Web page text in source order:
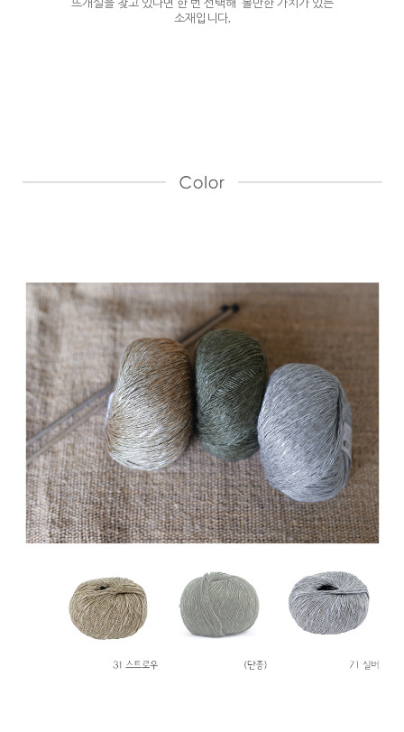
소재입니다.